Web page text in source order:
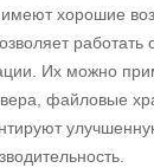
хорошие
работать
Их можно
файловые